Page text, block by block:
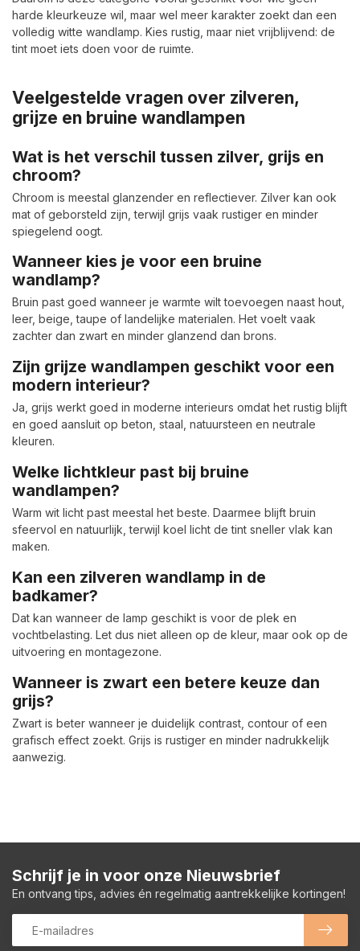
harde kleurkeuze wil, maar wel meer karakter zoekt dan een
volledig witte wandlamp. Kies rustig, maar niet vrijblijvend: de
tint moet iets doen voor de ruimte.
Veelgestelde vragen over zilveren,
grijze en bruine wandlampen
Wat is het verschil tussen zilver, grijs en
chroom?
Chroom is meestal glanzender en reflectiever. Zilver kan ook
mat of geborsteld zijn, terwijl grijs vaak rustiger en minder
spiegelend oogt.
Wanneer kies je voor een bruine
wandlamp?
Bruin past goed wanneer je warmte wilt toevoegen naast hout,
leer, beige, taupe of landelijke materialen. Het voelt vaak
zachter dan zwart en minder glanzend dan brons.
Zijn grijze wandlampen geschikt voor een
modern interieur?
Ja, grijs werkt goed in moderne interieurs omdat het rustig blijft
en goed aansluit op beton, staal, natuursteen en neutrale
kleuren.
Welke lichtkleur past bij bruine
wandlampen?
Warm wit licht past meestal het beste. Daarmee blijft bruin
sfeervol en natuurlijk, terwijl koel licht de tint sneller vlak kan
maken.
Kan een zilveren wandlamp in de
badkamer?
Dat kan wanneer de lamp geschikt is voor de plek en
vochtbelasting. Let dus niet alleen op de kleur, maar ook op de
uitvoering en montagezone.
Wanneer is zwart een betere keuze dan
grijs?
Zwart is beter wanneer je duidelijk contrast, contour of een
grafisch effect zoekt. Grijs is rustiger en minder nadrukkelijk
aanwezig.
Schrijf je in voor onze Nieuwsbrief
En ontvang tips, advies én regelmatig aantrekkelijke kortingen!